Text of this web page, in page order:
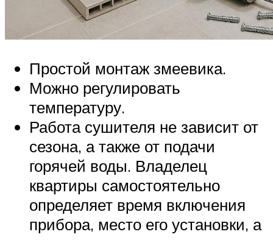
Простой монтаж змеевика.
Можно регулировать
температуру.
Работа сушителя не зависит от
сезона, а также от подачи
горячей воды. Владелец
квартиры самостоятельно
определяет время включения
прибора, место его установки, а